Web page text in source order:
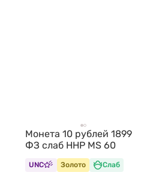
Монета 10 рублей 1899
ФЗ слаб ННР MS 60
UNC Золото Слаб